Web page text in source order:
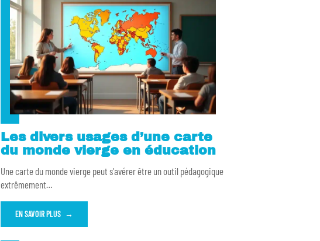
Les divers usages d’une carte
du monde vierge en éducation
Une carte du monde vierge peut s'avérer être un outil pédagogique
extrêmement…
EN SAVOIR PLUS